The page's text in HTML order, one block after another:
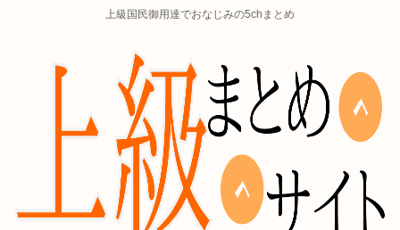
上級国民御用達でおなじみの5chまとめ